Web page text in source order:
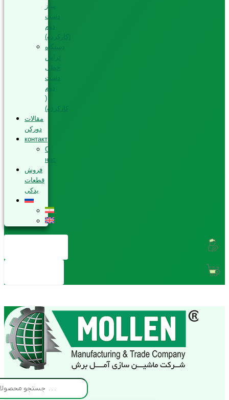
ساز
دست
دوم
(کارکرده)
دستگاه
تراش
خطی
دست
دوم
(
کارکرده)
مقالات
دورکن
контакт
О
нас
فروش
قطعات
یدکی